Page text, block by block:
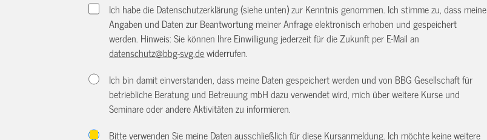
Ich habe die Datenschutzerklärung (siehe unten) zur Kenntnis genommen. Ich stimme zu, dass meine
Angaben und Daten zur Beantwortung meiner Anfrage elektronisch erhoben und gespeichert
werden. Hinweis: Sie können Ihre Einwilligung jederzeit für die Zukunft per E-Mail an
datenschutz@bbg-svg.dewiderrufen.
Ich bin damit einverstanden, dass meine Daten gespeichert werden und von BBG Gesellschaft für
betriebliche Beratung und Betreuung mbH dazu verwendet wird, mich über weitere Kurse und
Seminare oder andere Aktivitäten zu informieren.
Bitte verwenden Sie meine Daten ausschließlich für diese Kursanmeldung. Ich möchte keine weitere